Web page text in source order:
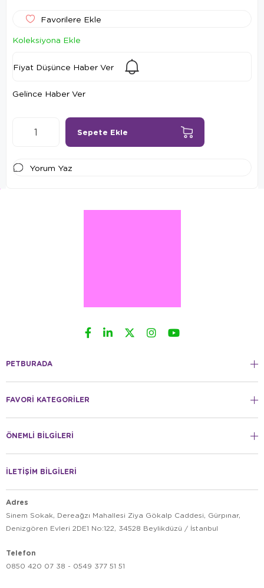
Favorilere Ekle
Koleksiyona Ekle
Fiyat Düşünce Haber Ver
Gelince Haber Ver
Yorum Yaz
PETBURADA
FAVORİ KATEGORİLER
ÖNEMLİ BİLGİLERİ
İLETİŞİM BİLGİLERİ
Adres
Sinem Sokak, Dereağzı Mahallesi Ziya Gökalp Caddesi, Gürpınar,
Denizgören Evleri 2DE1 No:122, 34528 Beylikdüzü / İstanbul
Telefon
0850 420 07 38 - 0549 377 51 51